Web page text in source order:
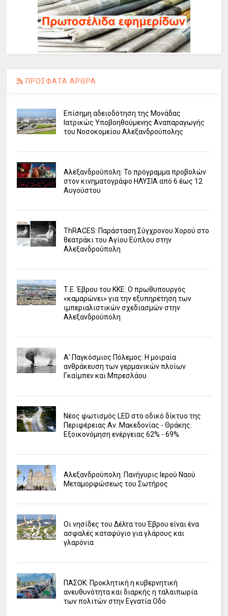
ΠΡΟΣΦΑΤΑ ΑΡΘΡΑ
Επίσημη αδειοδότηση της Μονάδας
Ιατρικώς Υποβοηθούμενης Αναπαραγωγής
του Νοσοκομείου Αλεξανδρούπολης
Αλεξανδρούπολη: Το πρόγραμμα προβολών
στον κινηματογράφο ΗΛΥΣΙΑ από 6 έως 12
Αυγούστου
ΤhRACES: Παράσταση Σύγχρονου Χορού στο
θεατράκι του Αγίου Εύπλου στην
Αλεξανδρούπολη
Τ.Ε. Έβρου του ΚΚΕ: Ο πρωθυπουργός
«καμαρώνει» για την εξυπηρέτηση των
ιμπεριαλιστικών σχεδιασμών στην
Αλεξανδρούπολη
Α' Παγκόσμιος Πόλεμος: Η μοιραία
ανθράκευση των γερμανικών πλοίων
Γκαίμπεν και Μπρεσλάου
Νέος φωτισμός LED στο οδικό δίκτυο της
Περιφέρειας Αν. Μακεδονίας - Θράκης.
Εξοικονόμηση ενέργειας 62% - 69%
Αλεξανδρούπολη: Πανήγυρις Ιερού Ναού
Μεταμορφώσεως του Σωτήρος
Οι νησίδες του Δέλτα του Έβρου είναι ένα
ασφαλές καταφύγιο για γλάρους και
γλαρόνια
ΠΑΣΟΚ: Προκλητική η κυβερνητική
ανευθυνότητα και διαρκής η ταλαιπωρία
των πολιτών στην Εγνατία Οδό